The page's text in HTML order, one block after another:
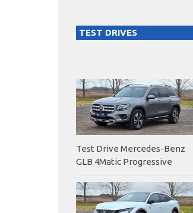
TEST DRIVES
Test Drive Mercedes-Benz
GLB 4Matic Progressive